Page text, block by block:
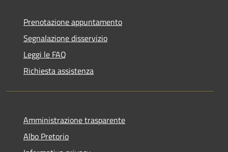
Prenotazione appuntamento
Segnalazione disservizio
Leggi le FAQ
Richiesta assistenza
Amministrazione trasparente
Albo Pretorio